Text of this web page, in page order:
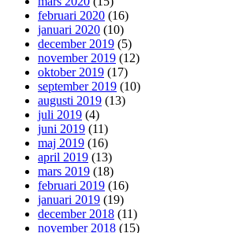
februari 2020 (16)
januari 2020 (10)
december 2019 (5)
november 2019 (12)
oktober 2019 (17)
september 2019 (10)
augusti 2019 (13)
juli 2019 (4)
juni 2019 (11)
maj 2019 (16)
april 2019 (13)
mars 2019 (18)
februari 2019 (16)
januari 2019 (19)
december 2018 (11)
november 2018 (15)